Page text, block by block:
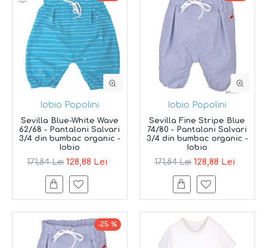
Iobio Popolini
Sevilla Blue-White Wave
62/68 - Pantaloni Salvari
3/4 din bumbac organic -
Iobio
171,84 Lei 128,88 Lei
Iobio Popolini
Sevilla Fine Stripe Blue
74/80 - Pantaloni Salvari
3/4 din bumbac organic -
Iobio
171,84 Lei 128,88 Lei
-25 %